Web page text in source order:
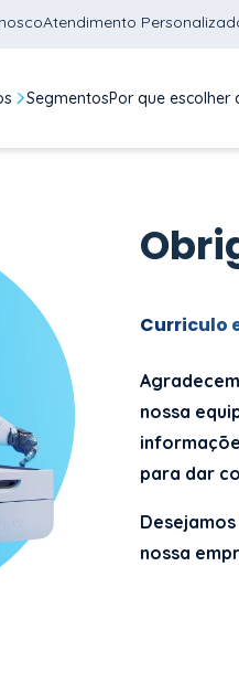
Atendimento
SegmentosPor que escolher
Curriculo
nossa
para dar
nossa